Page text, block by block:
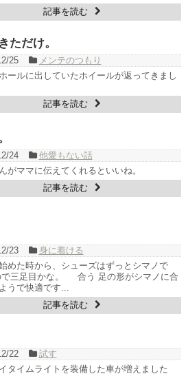
記事を読む
ただけ。
25
メンテのつもり
ールに出していたホイールが返ってきまし
記事を読む
24
他愛もない話
がママに伝えてくれるといいね。
記事を読む
23
身に着ける
めた時から、シューズはずっとシマノで
で三足目かな。 合う 足の形がシマノに合
うで快適です...
記事を読む
22
試す
タイムライトを装備した車が増えました